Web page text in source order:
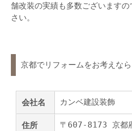
舗改装の実績も多数ございます
さい。
京都でリフォームをお考えな
会社名 カンベ建設装飾
住所 〒 607-8173 京都